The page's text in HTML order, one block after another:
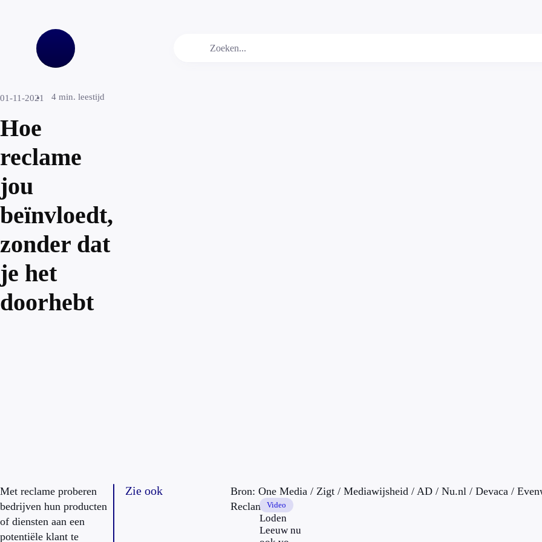
01-11-2021 4 min. leestijd
Hoe
reclame
jou
beïnvloedt,
zonder dat
je het
doorhebt
Met reclame proberen
bedrijven hun producten
of diensten aan een
potentiële klant te
Zie ook
Video
Loden
Leeuw nu
Bron: One Media / Zigt / Mediawijsheid / AD / Nu.nl / Devaca /
Reclamecode